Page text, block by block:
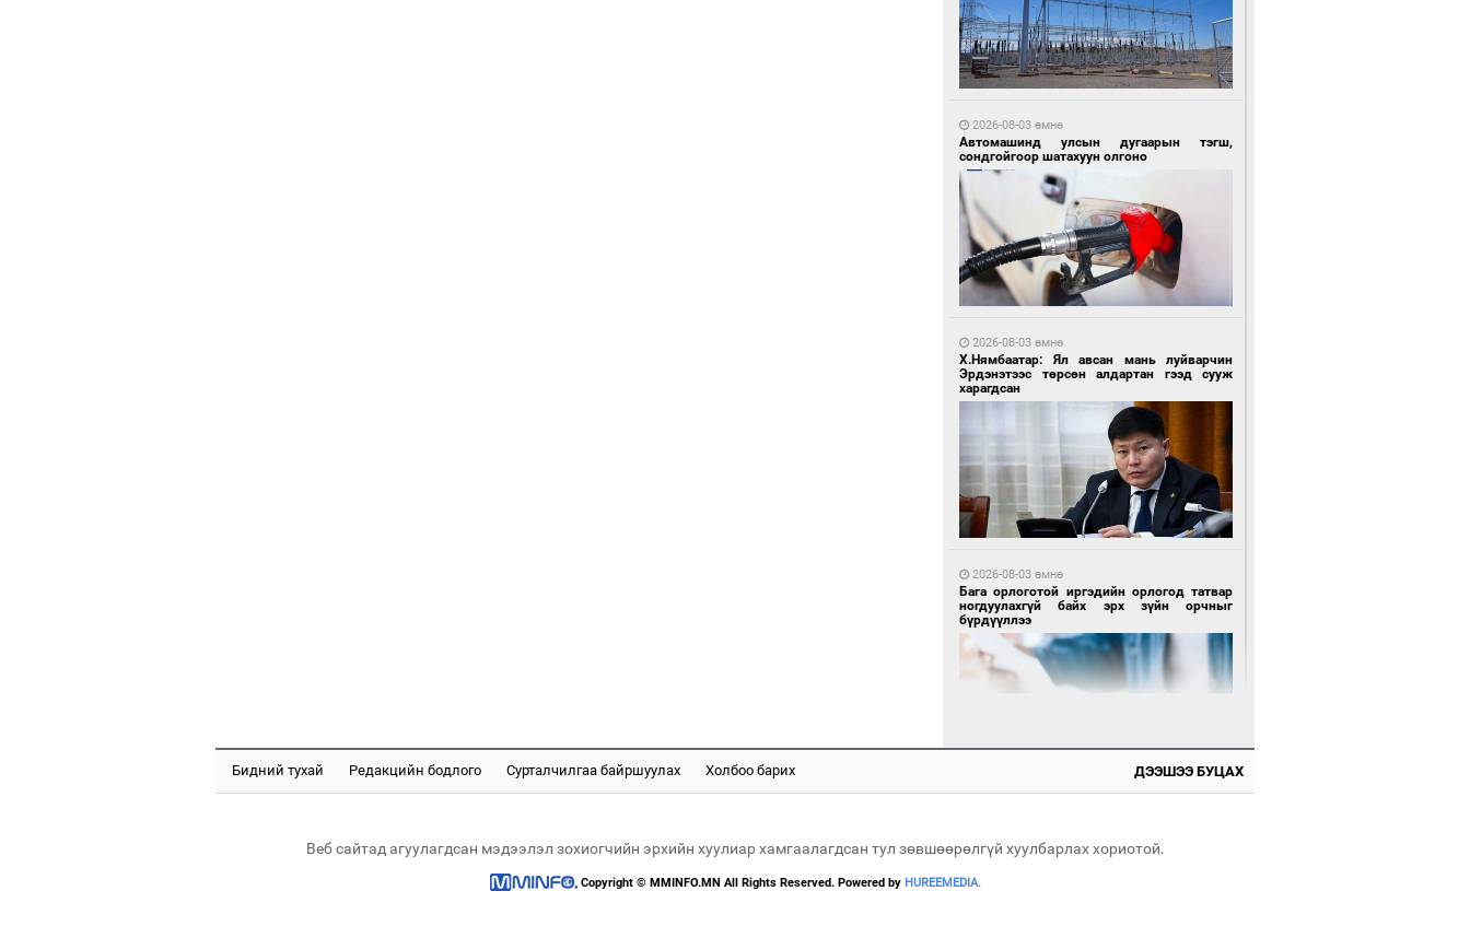
20 цагийн өмнө өмнө
20 цагийн өмнө өмнө
1 өдрийн өмнө өмнө
Бүх төрлийн шатахууны импортыг шуурхай
МИАТ ТӨХК “Боинг” компанитай хамтын
2026-08-03 өмнө
Автомашинд улсын дугаарын тэгш,
сондгойгоор шатахуун олгоно
2026-08-03 өмнө
Х.Нямбаатар: Ял авсан мань луйварчин
Эрдэнэтээс төрсөн алдартан гээд сууж
харагдсан
2026-08-03 өмнө
Бага орлоготой иргэдийн орлогод татвар
ногдуулахгүй байх эрх зүйн орчныг
бүрдүүллээ
Бидний тухай Редакцийн бодлого Сурталчилгаа байршуулах Холбоо барих ДЭЭШЭЭ БУЦАХ
Веб сайтад агуулагдсан мэдээлэл зохиогчийн эрхийн хуулиар хамгаалагдсан тул зөвшөөрөлгүй хуулбарлах хориотой.
Copyright © MMINFO.MN All Rights Reserved. Powered by HUREEMEDIA.